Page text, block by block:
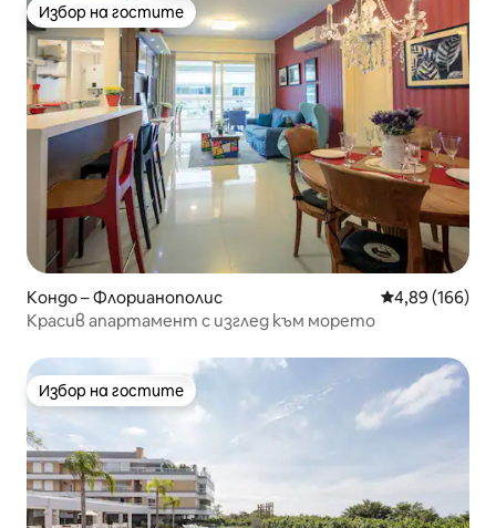
Избор на гостите
Избор на гостите
Кондо – Флорианополис Средна
4,89 (166)
Красив апартамент с изглед към морето
Избор на гостите
Избор на гостите